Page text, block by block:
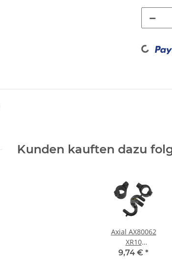
Loading...
Kunden kauften dazu
Axial AX80062
XR10
Lenkhebelträger/C-
9,74 € *